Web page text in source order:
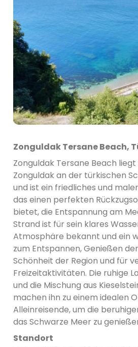
Zonguldak Tersane Beach,
Zonguldak Tersane Beach
Zonguldak an der türkischen
und ist ein friedliches und
das einen perfekten
bietet, die Entspannung am
Strand ist für sein klares
Atmosphäre bekannt und ein
zum Entspannen, Genießen
Schönheit der Region und für
Freizeitaktivitäten. Die ruhige
und die Mischung aus
machen ihn zu einem idealen
Alleinreisende, um die
das Schwarze Meer zu
Standort